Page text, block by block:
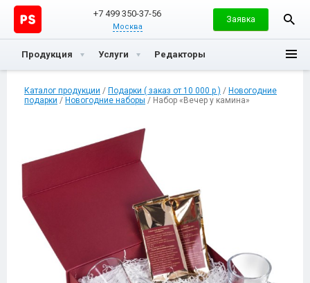
+7 499 350-37-56
Москва
Заявка
Продукция Услуги Редакторы
Каталог продукции / Подарки ( заказ от 10 000 р ) / Новогодние
подарки / Новогодние наборы / Набор «Вечер у камина»